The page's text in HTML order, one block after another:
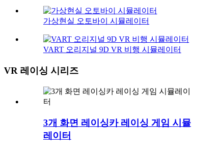
가상현실 오토바이 시뮬레이터
VART 오리지널 9D VR 비행 시뮬레이터
VR 레이싱 시리즈
3개 화면 레이싱카 레이싱 게임 시뮬
레이터